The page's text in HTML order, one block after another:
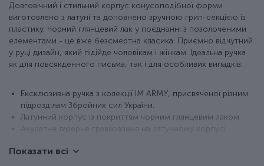
Довговічний і стильний корпус конусоподібної форми
виготовлено з латуні та доповнено зручною грип-секцією із
пластику. Чорний глянцевий лак у поєднанні з позолоченими
елементами - це вже безсмертна класика. Приємно відчутний
у руці дизайн, який підійде чоловікам і жінкам. Ідеальна ручка
як для повсякденного письма, так і для особливих випадків.
Ексклюзивна ручка з колекції IM ARMY, присвяченої різним
підрозділам Збройних сил України.
Латунний корпус із покриттям чорним глянцевим лаком.
Акуратне лазерне гравіювання на латунному корпусі
Деталізація PVD-позолотою.
Показати всі